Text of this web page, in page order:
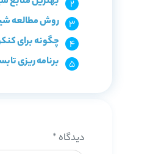
روش مطالعه
چگونه برای
برنامه ریزی تابستان کنکور 1405 |
دیدگاه *